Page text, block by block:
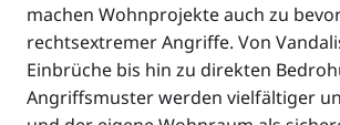
machen Wohnprojekte auch zu
rechtsextremer Angriffe. Von
Einbrüche bis hin zu direkten
Angriffsmuster werden vielfältiger